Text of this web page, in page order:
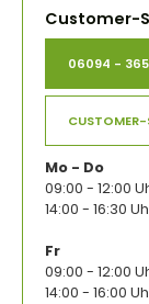
Customer-
06094 -
CUSTOMER-
Mo - Do
09:00 - 12:00
14:00 - 16:30
Fr
09:00 - 12:00
14:00 - 16:00